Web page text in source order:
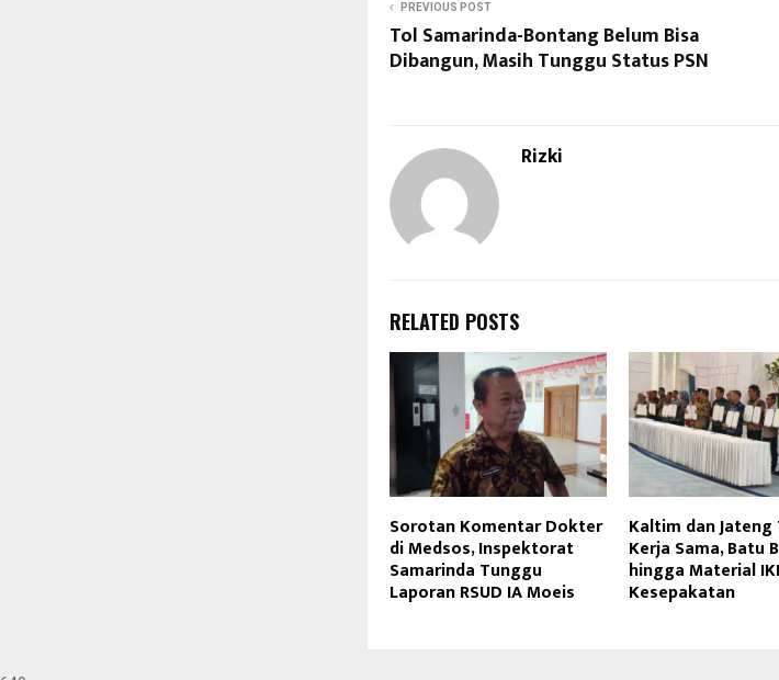
PREVIOUS POST
Tol Samarinda-Bontang Belum Bisa
Dibangun, Masih Tunggu Status PSN
Rizki
RELATED POSTS
Sorotan Komentar Dokter
di Medsos, Inspektorat
Samarinda Tunggu
Laporan RSUD IA Moeis
Kaltim dan Jateng
Kerja Sama, Batu
hingga Material
Kesepakatan